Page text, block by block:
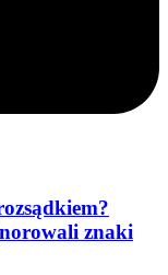
znaki